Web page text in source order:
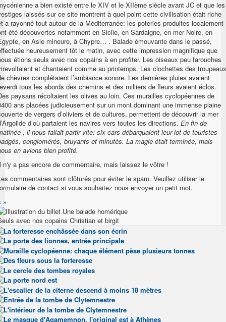
a bien existé entre le XIV et le XIIème siècle avant JC et que les
laissés sur ce site montrent à quel point cette civilisation était riche
a rayonné tout autour de la Méditerranée: les poteries produites localement
été découvertes notamment en Sicile, en Sardaigne, en mer Noire, en
en Asie mineure, à Chypre… . Balade émouvante dans le passé,
heureusement tôt le matin, avec cette impression magnifique que
étions seuls avec nos copains à en profiter. Les oiseaux peu farouches
et chantaient comme au printemps. Les clochettes des troupeaux
chèvres complétaient l’ambiance sonore. Les dernières pluies avaient
tous les abords des chemins et des milliers de fleurs avaient éclos.
paysans récoltaient les olives au loin. Ces murailles cyclopéennes de
ans placées judicieusement sur un mont dominant une immense plaine
de vergers d’oliviers et de cultures, permettent de découvrir la mer
d’où partaient les navires vers toutes les directions. En fin de
, il nous fallait partir vite: six cars débarquaient leur lot de touristes
conglomérés, bruyants et minutés. La magie était terminée, mais
en avions bien profité.
n'y a pas encore de commentaire, mais laissez le vôtre !
commentaires sont clôturés pour éviter le spam. Veuillez utiliser le
de contact si vous souhaitez nous envoyer un petit mot.
»
avec nos copains Christian et birgit